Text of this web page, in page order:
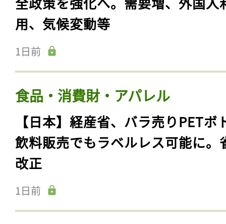
用、気候変動等
1日前
食品・消費財・アパレル
【日本】経産省、バラ売りPETボ
飲料販売でもラベルレス可能に。
改正
1日前